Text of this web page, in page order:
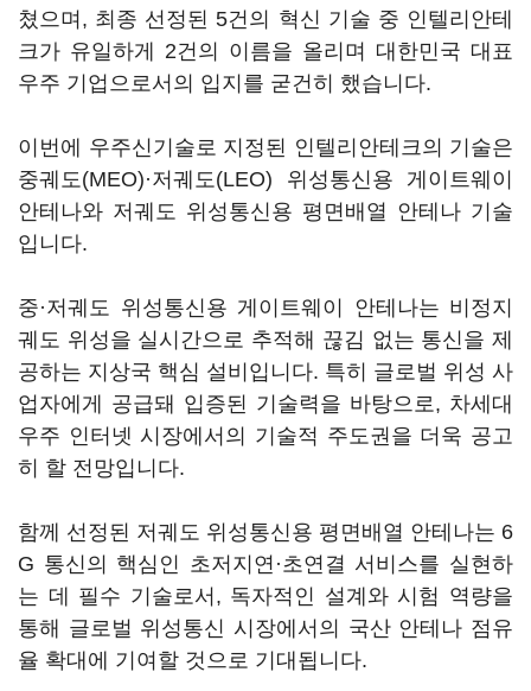
쳤으며, 최종 선정된 5건의 혁신 기술 중 인텔리안테
크가 유일하게 2건의 이름을 올리며 대한민국 대표
우주 기업으로서의 입지를 굳건히 했습니다.
이번에 우주신기술로 지정된 인텔리안테크의 기술은
중궤도(MEO)·저궤도(LEO) 위성통신용 게이트웨이
안테나와 저궤도 위성통신용 평면배열 안테나 기술
입니다.
중·저궤도 위성통신용 게이트웨이 안테나는 비정지
궤도 위성을 실시간으로 추적해 끊김 없는 통신을 제
공하는 지상국 핵심 설비입니다. 특히 글로벌 위성 사
업자에게 공급돼 입증된 기술력을 바탕으로, 차세대
우주 인터넷 시장에서의 기술적 주도권을 더욱 공고
히 할 전망입니다.
함께 선정된 저궤도 위성통신용 평면배열 안테나는 6
G 통신의 핵심인 초저지연·초연결 서비스를 실현하
는 데 필수 기술로서, 독자적인 설계와 시험 역량을
통해 글로벌 위성통신 시장에서의 국산 안테나 점유
율 확대에 기여할 것으로 기대됩니다.